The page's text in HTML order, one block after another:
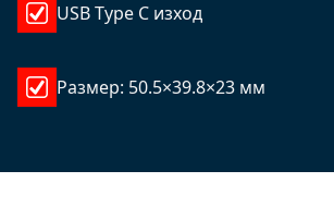
USB Type C изход
Размер: 50.5×39.8×23 мм